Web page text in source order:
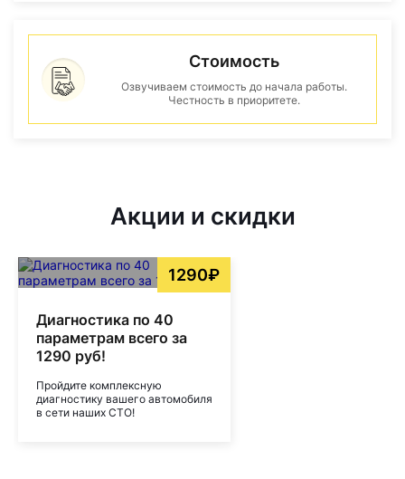
Стоимость
Озвучиваем стоимость до начала работы.
Честность в приоритете.
Акции и скидки
1290₽
Диагностика по 40
параметрам всего за
1290 руб!
Пройдите комплексную
диагностику вашего автомобиля
в сети наших СТО!